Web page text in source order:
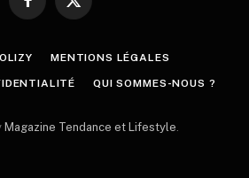
Facebook
X
MENTIONS LÉGALES
QUI SOMMES-NOUS ?
Magazine Tendance et Lifestyle.